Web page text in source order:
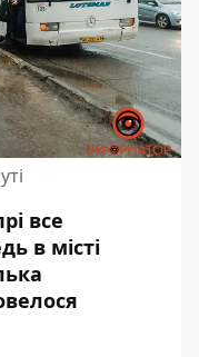
все
в місті